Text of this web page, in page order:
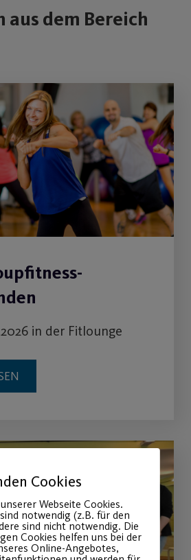
dem Bereich
in der Fitlounge
Cookies
Webseite Cookies.
notwendig (z.B. für den
sind nicht notwendig. Die
Cookies helfen uns bei der
Online-Angebotes,